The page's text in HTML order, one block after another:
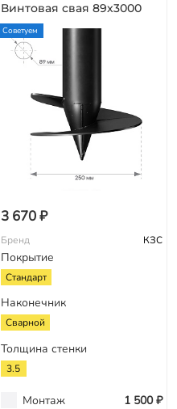
Винтовая свая 89х3000
Советуем
3 670 ₽
Бренд КЗС
Покрытие
Стандарт
Наконечник
Сварной
Толщина стенки
3.5
Монтаж 1 500 ₽